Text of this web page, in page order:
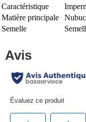
Caractéristique
Matière principale
Semelle